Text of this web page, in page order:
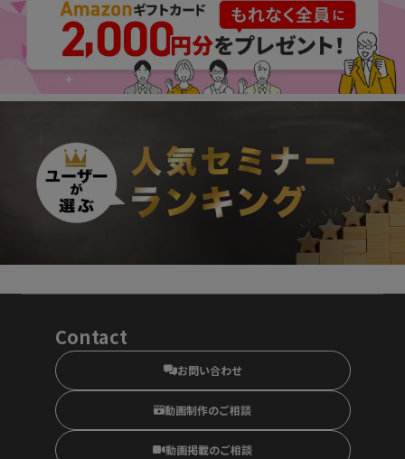
Contact
お問い合わせ
動画制作のご相談
動画掲載のご相談